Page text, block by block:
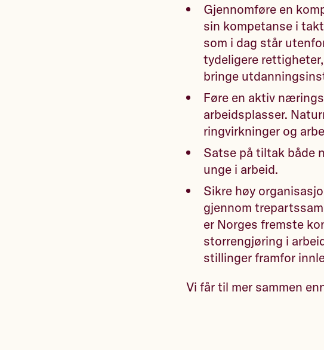
Gjennomføre en
sin kompetanse i
som i dag står
tydeligere
bringe
Føre en aktiv
arbeidsplasser.
ringvirkninger og
Satse på tiltak både
unge i arbeid.
Sikre høy
gjennom
er Norges fremste
storrengjøring i
stillinger framfor
Vi får til mer sammen